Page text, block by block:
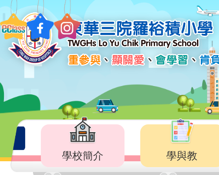
移至主內容
Main
navigation
學校簡介 學與教